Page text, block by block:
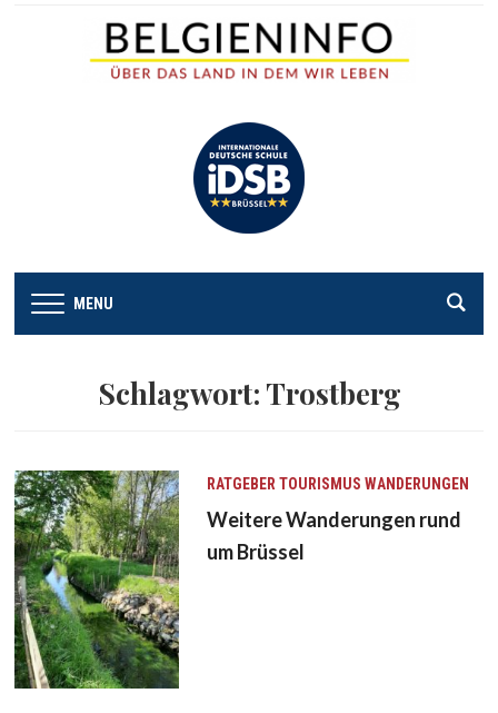
MENU
Schlagwort: Trostberg
RATGEBER TOURISMUS WANDERUNGEN
Weitere Wanderungen rund
um Brüssel